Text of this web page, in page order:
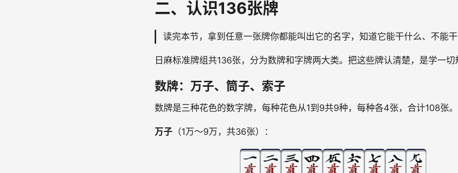
二、认识136张牌
读完本节，拿到任意一张牌你都能叫出它的名字，知道它能干什么、不能干
日麻标准牌组共136张，分为数牌和字牌两大类。把这些牌认清楚，是学一切
数牌：万子、筒子、索子
数牌是三种花色的数字牌，每种花色从1到9共9种，每种各4张，合计108张。
万子 （1万～9万，共36张）：